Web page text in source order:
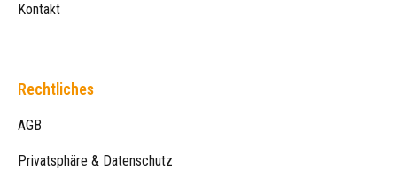
Kontakt
Rechtliches
AGB
Privatsphäre & Datenschutz